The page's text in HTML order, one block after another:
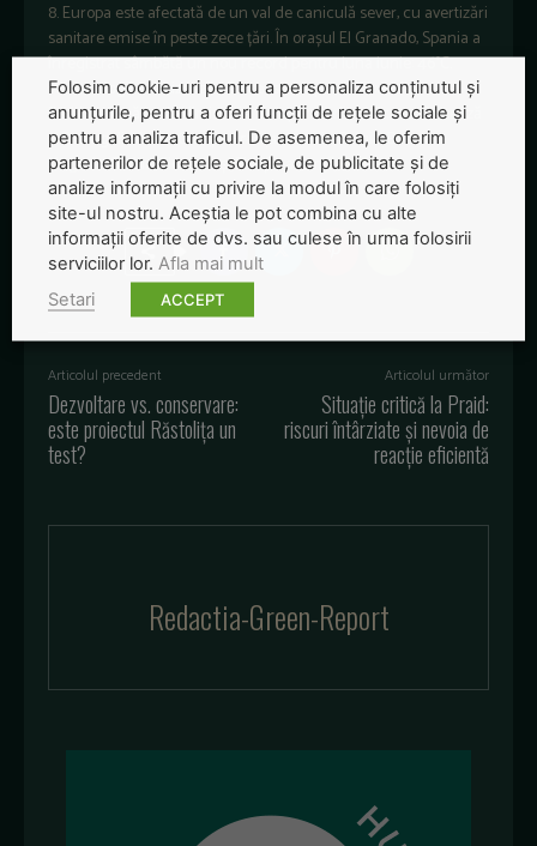
8. Europa este afectată de un val de caniculă sever, cu avertizări
sanitare emise în peste zece țări. În orașul El Granado, Spania a
înregistrat sâmbătă un nou record pentru luna iunie: 46°C.
Meteorologii avertizează că aceasta ar putea deveni cea mai
fierbinte lună iunie din istorie. Temperaturile ridicate afectează
și Portugalia, Italia, Croația, Franța, Austria, Belgia, Bosnia,
Ungaria, Serbia, Slovenia și Elveția, anunțăHotNews.
Articolul precedent
Dezvoltare vs. conservare:
este proiectul Răstolița un
test?
Articolul următor
Situație critică la Praid:
riscuri întârziate și nevoia de
reacție eficientă
Redactia-Green-Report
Folosim cookie-uri pentru a personaliza conținutul și
anunțurile, pentru a oferi funcții de rețele sociale și
pentru a analiza traficul. De asemenea, le oferim
partenerilor de rețele sociale, de publicitate și de
analize informații cu privire la modul în care folosiți
site-ul nostru. Aceștia le pot combina cu alte
informații oferite de dvs. sau culese în urma folosirii
serviciilor lor. Afla mai mult
Setari
ACCEPT